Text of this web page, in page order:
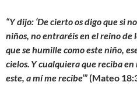
“Y dijo: ‘De cierto os digo que si
niños, no entraréis en el reino de
que se humille como este niño,
cielos. Y cualquiera que reciba
este, a mí me recibe’”(Mateo